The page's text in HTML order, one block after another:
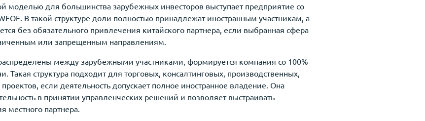
моделью для большинства зарубежных инвесторов выступает предприятие со
В такой структуре доли полностью принадлежат иностранным участникам, а
без обязательного привлечения китайского партнера, если выбранная сфера
или запрещенным направлениям.
между зарубежными участниками, формируется компания со 100%
структура подходит для торговых, консалтинговых, производственных,
если деятельность допускает полное иностранное владение. Она
в принятии управленческих решений и позволяет выстраивать
местного партнера.